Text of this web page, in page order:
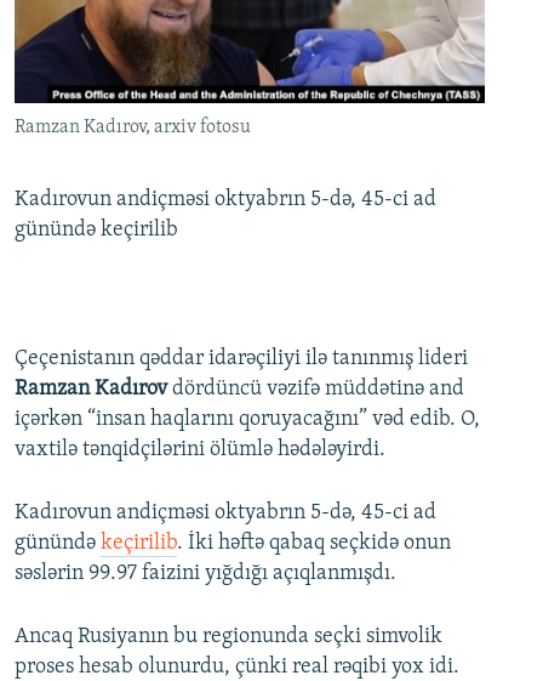
İNFOQRAFIKA
KARIKATURA
AZƏRBAYCAN ƏDƏBIYYATI KITABXANASI
İSLAM VƏ DEMOKRATIYA
MISSIYAMIZ
PEŞƏ ETIKASI VƏ JURNALISTIKA STANDARTLARIMIZ
BIZIMLƏ ƏLAQƏ
XƏBƏR BÜLLETENLƏRIMIZ
BIZI IZLƏ
Ramzan Kadırov, arxiv fotosu
Kadırovun andiçməsi oktyabrın 5-də, 45-ci ad
günündə keçirilib
Çeçenistanın qəddar idarəçiliyi ilə tanınmış lideri
Ramzan Kadırovdördüncü vəzifə müddətinə and
içərkən “insan haqlarını qoruyacağını” vəd edib. O,
vaxtilə tənqidçilərini ölümlə hədələyirdi.
Kadırovun andiçməsi oktyabrın 5-də, 45-ci ad
günündə keçirilib. İki həftə qabaq seçkidə onun
səslərin 99.97 faizini yığdığı açıqlanmışdı.
Ancaq Rusiyanın bu regionunda seçki simvolik
proses hesab olunurdu, çünki real rəqibi yox idi.